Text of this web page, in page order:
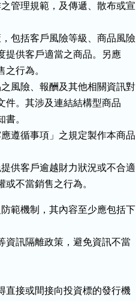
管理規範，及傳遞、散布或宣
包括客戶風險等級、商品風險
提供客戶適當之商品。另應
之行為。
風險、報酬及其他相關資訊對
件。其涉及連結結構型商品
書。
遵循事項」之規定製作本商品
供客戶逾越財力狀況或不合適
或不當銷售之行為。
範機制，其內容至少應包括下
資訊隔離政策，避免資訊不當
直接或間接向投資標的發行機